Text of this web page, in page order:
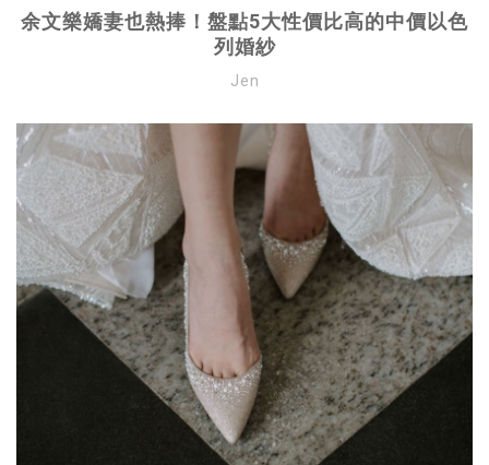
余文樂嬌妻也熱捧！盤點5大性價比高的中價以色
列婚紗
Jen